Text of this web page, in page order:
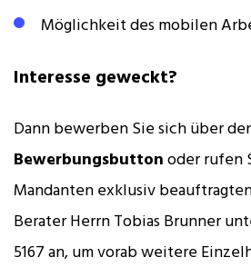
Möglichkeit des mobilen
Interesse geweckt?
Dann bewerben Sie sich über
Bewerbungsbuttonoder rufen
Mandanten exklusiv
Berater Herrn Tobias Brunner
5167 an, um vorab weitere